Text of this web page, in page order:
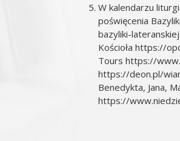
W kalendarzu
poświęcenia
bazyliki-
Kościoła https://
Tours https://
https://deon.pl/
Benedykta, Jana,
https://